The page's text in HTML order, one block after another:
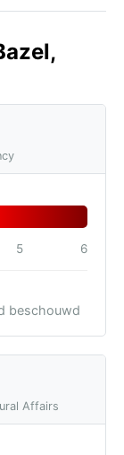
5 6
beschouwd
Affairs